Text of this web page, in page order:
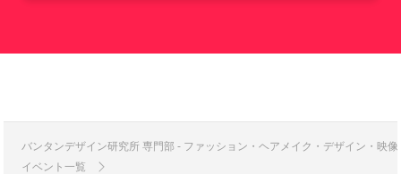
バンタンデザイン研究所 専門部 - ファッション・ヘアメイク・デザイン・映
イベント一覧